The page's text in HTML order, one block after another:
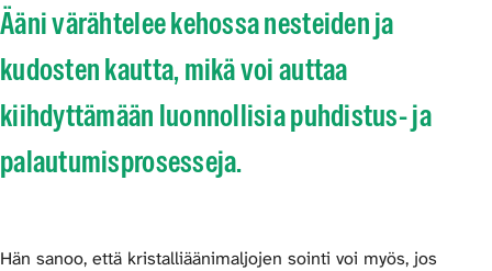
Ääni värähtelee kehossa nesteiden ja
kudosten kautta, mikä voi auttaa
kiihdyttämään luonnollisia puhdistus- ja
palautumisprosesseja.
Hän sanoo, että kristalliäänimaljojen sointi voi myös, jos